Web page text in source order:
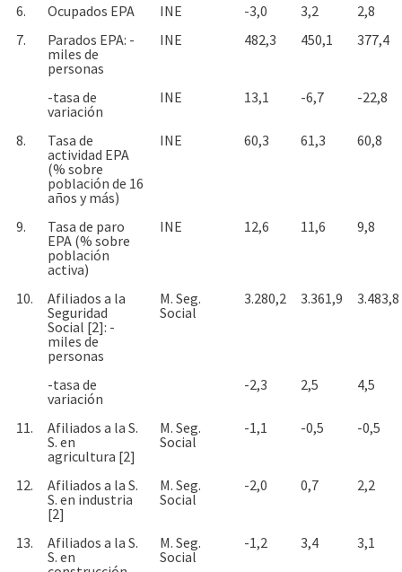
6. Ocupados EPA INE -3,0 3,2
2,8
7.
Parados EPA: -
miles de
personas
INE 482,3 450,1 377,4
-tasa de
variación
INE 13,1 -6,7 -22,8
8.
Tasa de
actividad EPA
(% sobre
población de 16
años y más)
INE 60,3 61,3 60,8
9.
Tasa de paro
EPA (% sobre
población
activa)
INE 12,6 11,6 9,8
10.
Afiliados a la
Seguridad
Social [2]: -
miles de
personas
M. Seg.
Social
3.280,2 3.361,9 3.483,8
-tasa de
variación
-2,3 2,5 4,5
11.
Afiliados a la S.
S. en
agricultura [2]
M. Seg.
Social
-1,1 -0,5 -0,5
12.
Afiliados a la S.
S. en industria
[2]
M. Seg.
Social
-2,0 0,7 2,2
13.
Afiliados a la S.
S. en
M. Seg.
Social
-1,2 3,4 3,1